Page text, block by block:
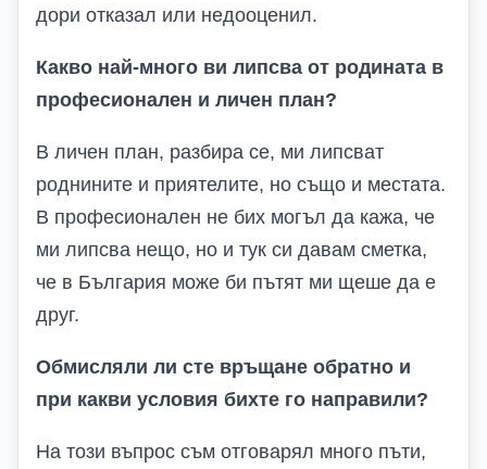
дори отказал или недооценил.
Какво най-много ви липсва от родината в
професионален и личен план?
В личен план, разбира се, ми липсват
роднините и приятелите, но също и местата.
В професионален не бих могъл да кажа, че
ми липсва нещо, но и тук си давам сметка,
че в България може би пътят ми щеше да е
друг.
Обмисляли ли сте връщане обратно и
при какви условия бихте го направили?
На този въпрос съм отговарял много пъти,